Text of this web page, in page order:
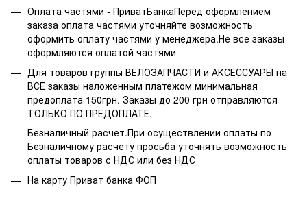
Оплата частями - ПриватБанкаПеред оформлением
заказа оплата частями уточняйте возможность
оформить оплату частями у менеджера.Не все заказы
оформляются оплатой частями
Для товаров группы ВЕЛОЗАПЧАСТИ и АКСЕССУАРЫ на
ВСЕ заказы наложенным платежом минимальная
предоплата 150грн. Заказы до 200 грн отправляются
ТОЛЬКО ПО ПРЕДОПЛАТЕ.
Безналичный расчет.При осуществлении оплаты по
Безналичному расчету просьба уточнять возможность
оплаты товаров с НДС или без НДС
На карту Приват банка ФОП